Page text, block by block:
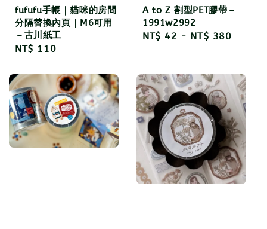
fufufu手帳｜貓咪的房間
分隔替換內頁｜M6可用
－古川紙工
Regular
NT$ 110
A to Z 割型PET膠帶－
1991w2992
Regular
NT$ 42 - NT$ 380